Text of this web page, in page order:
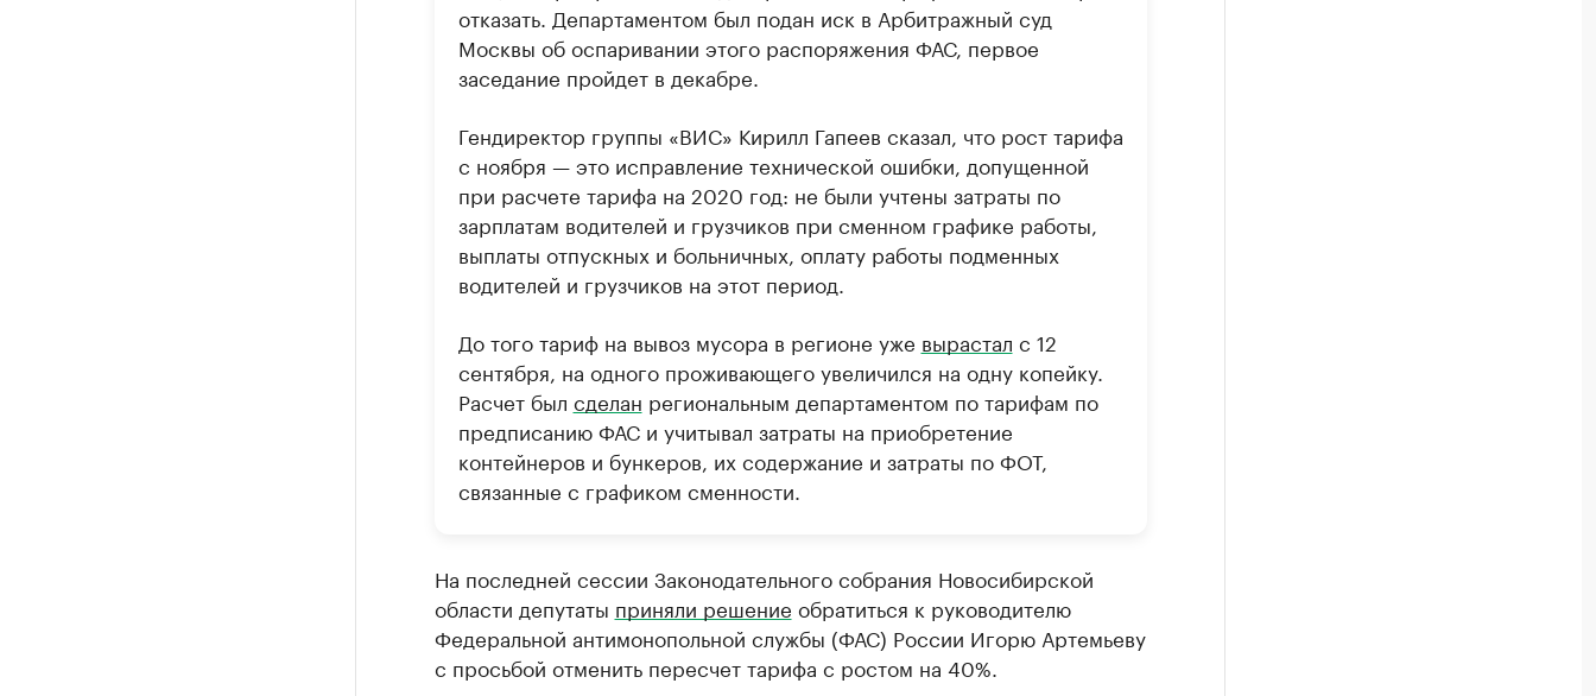
отказать. Департаментом был подан иск в Арбитражный суд
Москвы об оспаривании этого распоряжения ФАС, первое
заседание пройдет в декабре.
Гендиректор группы «ВИС» Кирилл Гапеев сказал, что рост тарифа
с ноября — это исправление технической ошибки, допущенной
при расчете тарифа на 2020 год: не были учтены затраты по
зарплатам водителей и грузчиков при сменном графике работы,
выплаты отпускных и больничных, оплату работы подменных
водителей и грузчиков на этот период.
До того тариф на вывоз мусора в регионе уже вырастал с 12
сентября, на одного проживающего увеличился на одну копейку.
Расчет был сделан региональным департаментом по тарифам по
предписанию ФАС и учитывал затраты на приобретение
контейнеров и бункеров, их содержание и затраты по ФОТ,
связанные с графиком сменности.
На последней сессии Законодательного собрания Новосибирской
области депутаты приняли решение обратиться к руководителю
Федеральной антимонопольной службы (ФАС) России Игорю Артемьеву
с просьбой отменить пересчет тарифа с ростом на 40%.